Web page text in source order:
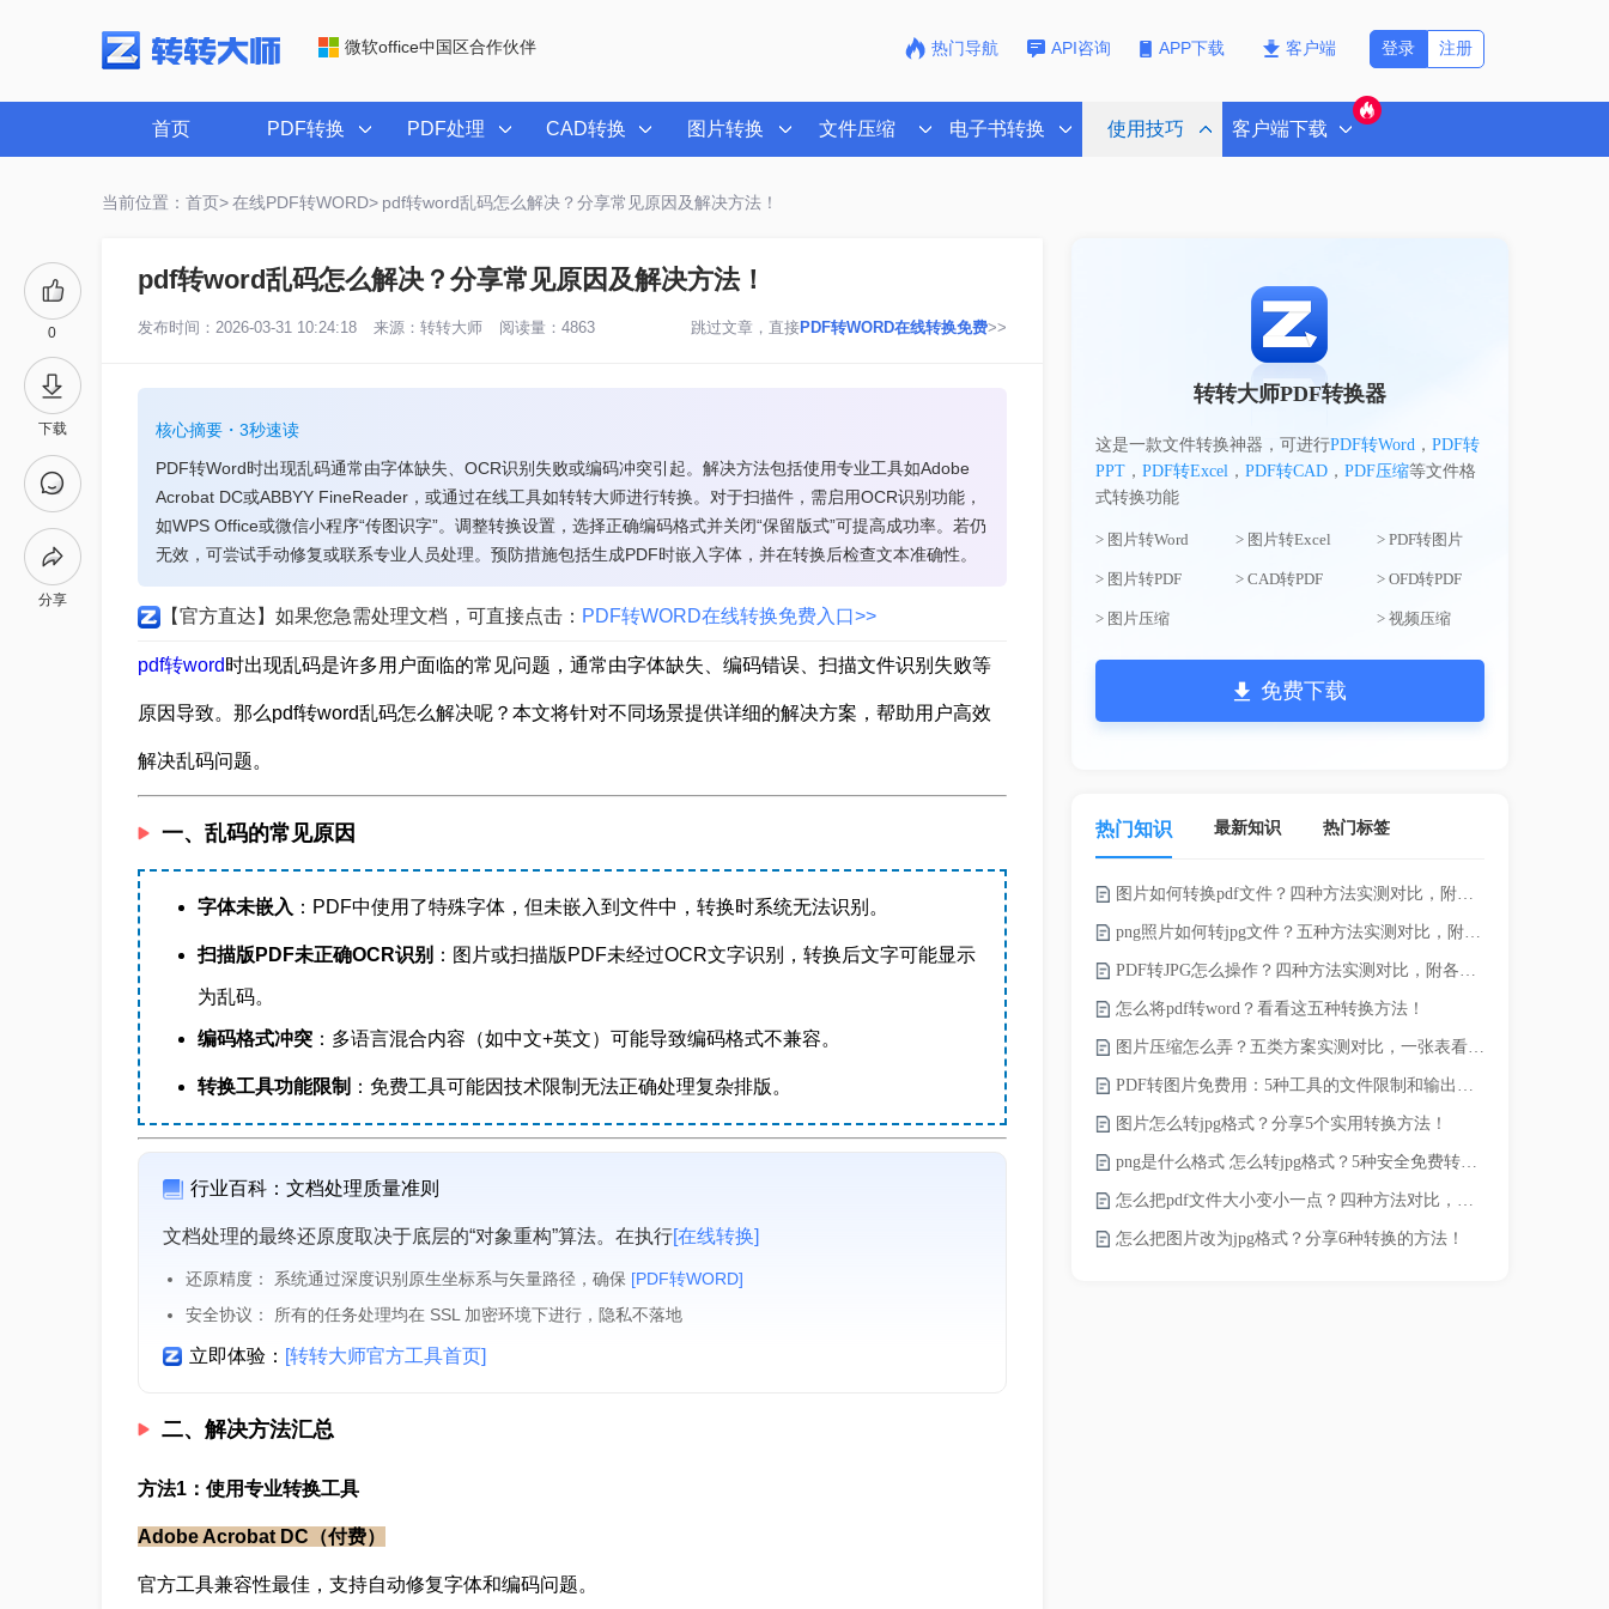
微软office中国区合作伙伴 热门导航 API咨询 APP下载 客户端 注册
登录
首页 PDF转换 PDF处理 CAD转换 图片转换 文件压缩 电子书转换 使用技巧 客户端下载
当前位置：首页> 在线PDF转WORD> pdf转word乱码怎么解决？分享常见原因及解决方法！
0
下载
分享
pdf转word乱码怎么解决？分享常见原因及解决方法！
发布时间：2026-03-31 10:24:18 来源： 转转大师 阅读量：4863 跳过文章，直接PDF转WORD在线转换免费>>
核心摘要・3秒速读
PDF转Word时出现乱码通常由字体缺失、OCR识别失败或编码冲突引起。解决方法包括使用专业工具如Adobe
Acrobat DC或ABBYY FineReader，或通过在线工具如转转大师进行转换。对于扫描件，需启用OCR识别功能，
如WPS Office或微信小程序“传图识字”。调整转换设置，选择正确编码格式并关闭“保留版式”可提高成功率。若仍
无效，可尝试手动修复或联系专业人员处理。预防措施包括生成PDF时嵌入字体，并在转换后检查文本准确性。
【官方直达】如果您急需处理文档，可直接点击： PDF转WORD在线转换免费入口>>
pdf转word时出现乱码是许多用户面临的常见问题，通常由字体缺失、编码错误、扫描文件识别失败等
原因导致。那么pdf转word乱码怎么解决呢？本文将针对不同场景提供详细的解决方案，帮助用户高效
解决乱码问题。
一、乱码的常见原因
字体未嵌入 ：PDF中使用了特殊字体，但未嵌入到文件中，转换时系统无法识别。
扫描版PDF未正确OCR识别 ：图片或扫描版PDF未经过OCR文字识别，转换后文字可能显示
为乱码。
编码格式冲突：多语言混合内容（如中文+英文）可能导致编码格式不兼容。
转换工具功能限制 ：免费工具可能因技术限制无法正确处理复杂排版。
行业百科：文档处理质量准则
文档处理的最终还原度取决于底层的“对象重构”算法。在执行[在线转换]
还原精度： 系统通过深度识别原生坐标系与矢量路径，确保 [PDF转WORD]
安全协议： 所有的任务处理均在 SSL 加密环境下进行，隐私不落地
立即体验： [转转大师官方工具首页]
二、解决方法汇总
方法1：使用专业转换工具
Adobe Acrobat DC（付费）
官方工具兼容性最佳，支持自动修复字体和编码问题。
转转大师PDF转换器
这是一款文件转换神器，可进行PDF转Word， PDF转
PPT， PDF转Excel， PDF转CAD， PDF压缩等文件格
式转换功能
> 图片转Word > 图片转Excel > PDF转图片
> 图片转PDF > CAD转PDF > OFD转PDF
> 图片压缩 > 视频压缩
免费下载
热门知识 最新知识 热门标签
图片如何转换pdf文件？四种方法实测对比，附各场景最优选！
png照片如何转jpg文件？五种方法实测对比，附各场景最优选!！
PDF转JPG怎么操作？四种方法实测对比，附各场景最优选！
怎么将pdf转word？看看这五种转换方法！
图片压缩怎么弄？五类方案实测对比，一张表看懂怎么选！
PDF转图片免费用：5种工具的文件限制和输出质量对比！
图片怎么转jpg格式？分享5个实用转换方法！
png是什么格式 怎么转jpg格式？5种安全免费转换方法全解析！
怎么把pdf文件大小变小一点？四种方法对比，一看就懂！
怎么把图片改为jpg格式？分享6种转换的方法！